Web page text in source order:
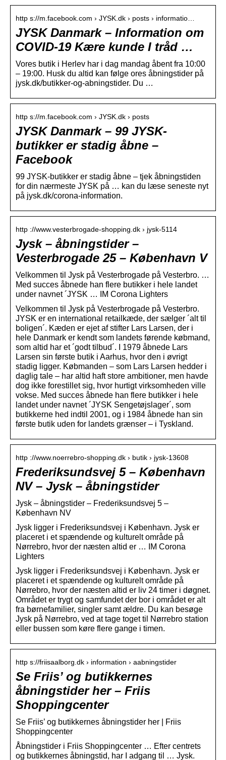
http s://m.facebook.com › JYSK.dk › posts › informatio…
JYSK Danmark – Information om
COVID-19 Kære kunde I tråd …
Vores butik i Herlev har i dag mandag åbent fra 10:00
– 19:00. Husk du altid kan følge ores åbningstider på
jysk.dk/butikker-og-abningstider. Du …
http s://m.facebook.com › JYSK.dk › posts
JYSK Danmark – 99 JYSK-
butikker er stadig åbne –
Facebook
99 JYSK-butikker er stadig åbne – tjek åbningstiden
for din nærmeste JYSK på … kan du læse seneste nyt
på jysk.dk/corona-information.
http ://www.vesterbrogade-shopping.dk › jysk-5114
Jysk – åbningstider –
Vesterbrogade 25 – København V
Velkommen til Jysk på Vesterbrogade på Vesterbro. …
Med succes åbnede han flere butikker i hele landet
under navnet ´JYSK … IM Corona Lighters
Velkommen til Jysk på Vesterbrogade på Vesterbro.
JYSK er en international retailkæde, der sælger ´alt til
boligen´. Kæden er ejet af stifter Lars Larsen, der i
hele Danmark er kendt som landets førende købmand,
som altid har et ´godt tilbud´. I 1979 åbnede Lars
Larsen sin første butik i Aarhus, hvor den i øvrigt
stadig ligger. Købmanden – som Lars Larsen hedder i
daglig tale – har altid haft store ambitioner, men havde
dog ikke forestillet sig, hvor hurtigt virksomheden ville
vokse. Med succes åbnede han flere butikker i hele
landet under navnet ´JYSK Sengetøjslager´, som
butikkerne hed indtil 2001, og i 1984 åbnede han sin
første butik uden for landets grænser – i Tyskland.
http ://www.noerrebro-shopping.dk › butik › jysk-13608
Frederiksundsvej 5 – København
NV – Jysk – åbningstider
Jysk – åbningstider – Frederiksundsvej 5 –
København NV
Jysk ligger i Frederiksundsvej i København. Jysk er
placeret i et spændende og kulturelt område på
Nørrebro, hvor der næsten altid er … IM Corona
Lighters
Jysk ligger i Frederiksundsvej i København. Jysk er
placeret i et spændende og kulturelt område på
Nørrebro, hvor der næsten altid er liv 24 timer i døgnet.
Området er trygt og samfundet der bor i området er alt
fra børnefamilier, singler samt ældre. Du kan besøge
Jysk på Nørrebro, ved at tage toget til Nørrebro station
eller bussen som køre flere gange i timen.
http s://friisaalborg.dk › information › aabningstider
Se Friis’ og butikkernes
åbningstider her – Friis
Shoppingcenter
Se Friis’ og butikkernes åbningstider her | Friis
Shoppingcenter
Åbningstider i Friis Shoppingcenter … Efter centrets
og butikkernes åbningstid, har I adgang til … Jysk.